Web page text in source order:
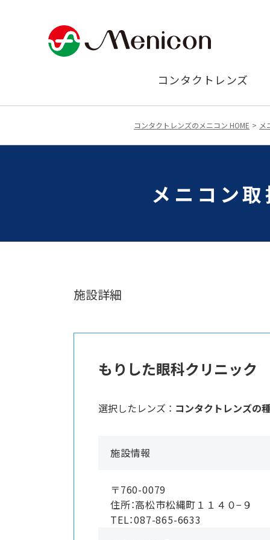
コンタクトレンズ
コンタクトレンズのメニコン HOME メ
メニコン
施設詳細
もりした眼科クリニック
選択したレンズ ： コンタクトレンズの
施設情報
〒760-0079
住所：高松市松縄町１１４０−９
TEL：087-865-6633